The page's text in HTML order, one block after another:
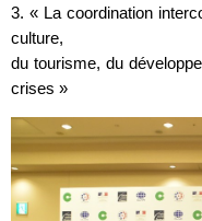
3. « La coordination
culture,
du tourisme, du
crises »